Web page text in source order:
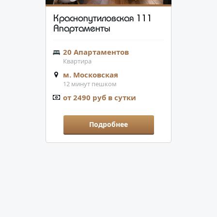
Краснопутиловская 111
Апартаменты
20 Апартаментов
Квартира
м. Московская
12 минут пешком
от 2490 руб в сутки
Подробнее